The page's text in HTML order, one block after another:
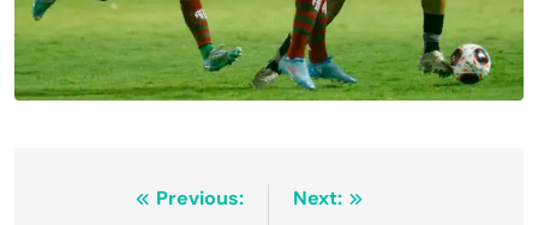
NavegaçãoPrevious:
Next: